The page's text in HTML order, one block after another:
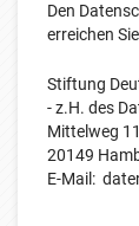
Den
erreichen
Stiftung
- z.H. des
Mittelweg
20149
E-Mail: